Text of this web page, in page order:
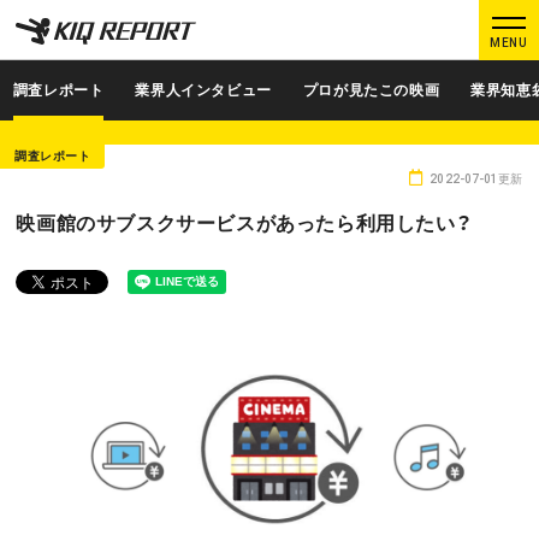
K
I
Q
R
P
R
MENU
K
I
Q
R
P
R
ログイン 新規登録
MAIN CONTENTS
業界知恵袋
データでヒット予報
調査レポート 業界人インタビュー プロが見たこの映画 業界知恵
調査レポート
映画館のサブスクサービスがあったら利用したい？
2022-07-01更新